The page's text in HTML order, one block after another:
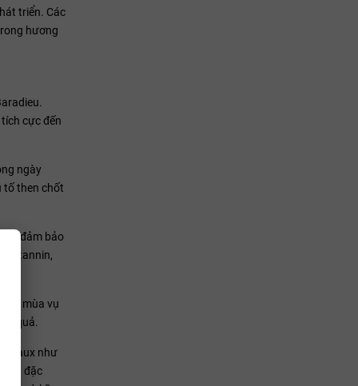
triển. Các
hương
cực đến
ngày
tố then chốt
đảm bảo
tannin,
mùa vụ
quả.
như
và đặc